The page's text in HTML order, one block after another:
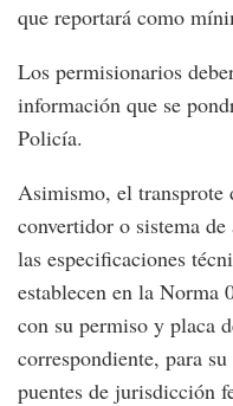
que reportará como
Los permisionarios
información que se
Policía.
Asimismo, el transprote
convertidor o sistema
las especificaciones
establecen en la Norma
con su permiso y placa
correspondiente, para
puentes de jurisdicción